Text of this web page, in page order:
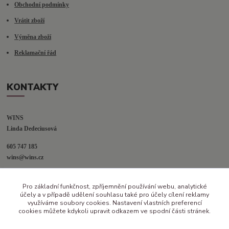
Obchodní podmínky
Vrátit zboží
Výměna zboží
Reklamační řád
KONTAKTY
WINS
Linda Dedeciusová
605 747 185
wins@wins.cz
Šenov u N. Jičína
Pro základní funkčnost, zpříjemnění používání webu, analytické
účely a v případě udělení souhlasu také pro účely cílení reklamy
využíváme soubory cookies. Nastavení vlastních preferencí
cookies můžete kdykoli upravit odkazem ve spodní části stránek.